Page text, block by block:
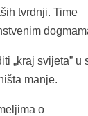
tvrdnji. Time
„kraj svijeta” u
manje.
o